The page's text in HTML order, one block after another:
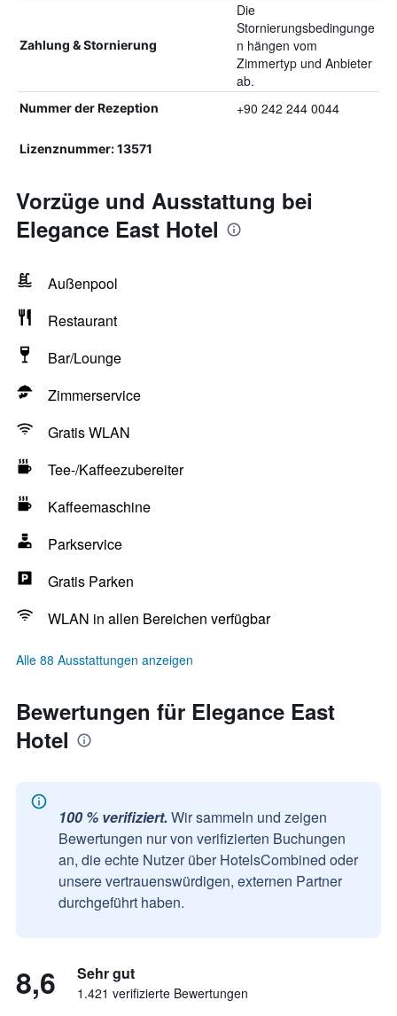
Zahlung & Stornierung
Die
Stornierungsbedingunge
n hängen vom
Zimmertyp und Anbieter
ab.
Nummer der Rezeption +90 242 244 0044
Lizenznummer: 13571
Vorzüge und Ausstattung bei
Elegance East Hotel
Außenpool
Restaurant
Bar/Lounge
Zimmerservice
Gratis WLAN
Tee-/Kaffeezubereiter
Kaffeemaschine
Parkservice
Gratis Parken
WLAN in allen Bereichen verfügbar
Alle 88 Ausstattungen anzeigen
Bewertungen für Elegance East
Hotel
100 % verifiziert. Wir sammeln und zeigen
Bewertungen nur von verifizierten Buchungen
an, die echte Nutzer über HotelsCombined oder
unsere vertrauenswürdigen, externen Partner
durchgeführt haben.
8,6 Sehr gut
1.421 verifizierte Bewertungen